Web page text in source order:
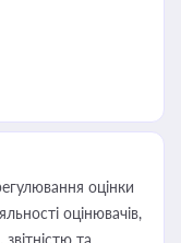
оцінки
оцінювачів,
та